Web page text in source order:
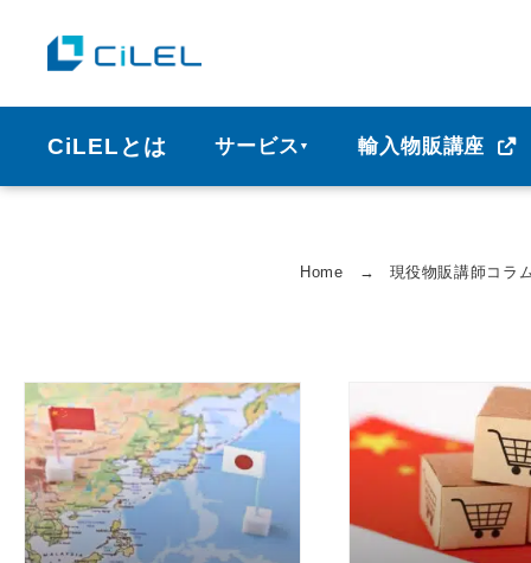
CiLELとは サービス ▼ 輸入物販講座
Home → 現役物販講師コラ